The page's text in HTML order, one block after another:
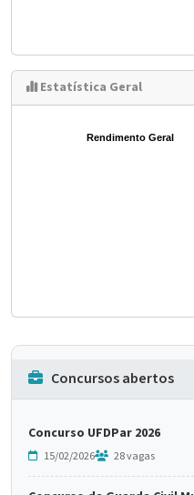
Estatística Geral
Rendimento Geral
Concursos abertos
Concurso UFDPar 2026
15/02/2026 28 vagas